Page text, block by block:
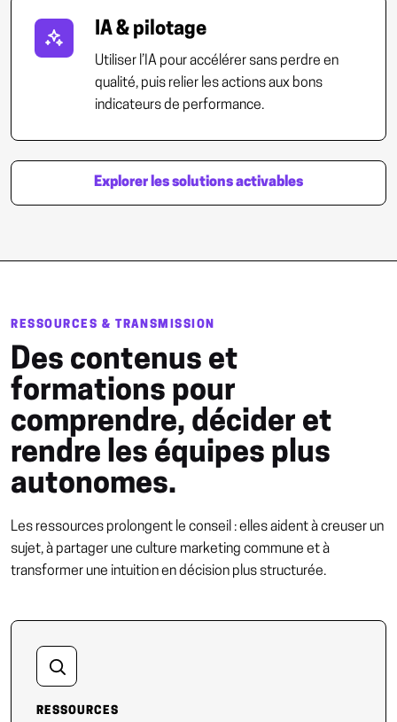
IA & pilotage
Utiliser l’IA pour accélérer sans perdre en
qualité, puis relier les actions aux bons
indicateurs de performance.
Explorer les solutions activables
RESSOURCES & TRANSMISSION
Des contenus et
formations pour
comprendre, décider et
rendre les équipes plus
autonomes.
Les ressources prolongent le conseil : elles aident à creuser un
sujet, à partager une culture marketing commune et à
transformer une intuition en décision plus structurée.
RESSOURCES